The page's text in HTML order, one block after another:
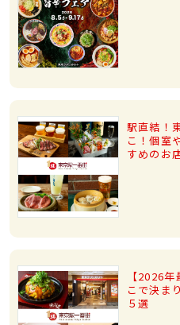
駅直結！
こ！個室
すめのお
【2026
こで決ま
５選